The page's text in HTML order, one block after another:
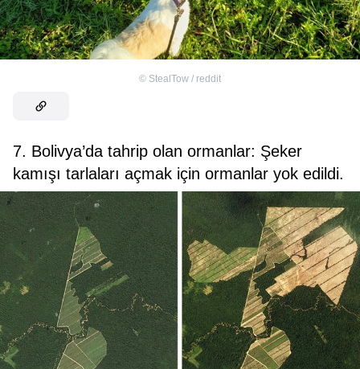
© StealTow / reddit
7. Bolivya’da tahrip olan ormanlar: Şeker
kamışı tarlaları açmak için ormanlar yok edildi.